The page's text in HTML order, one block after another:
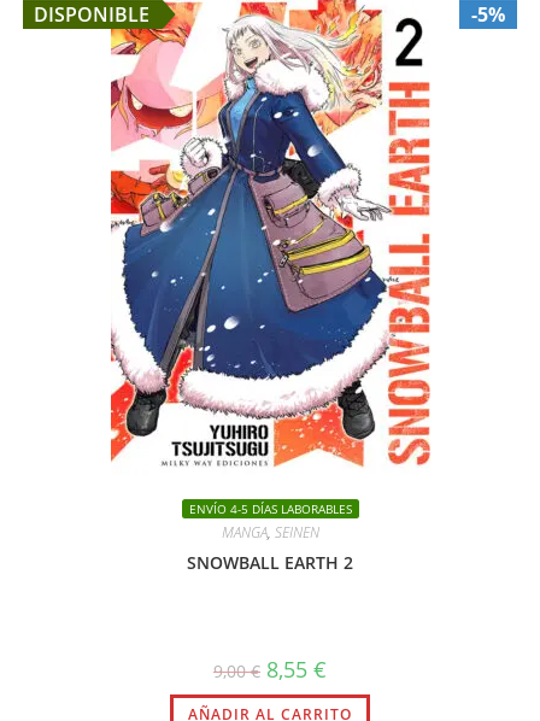
DISPONIBLE -5%
ENVÍO 4-5 DÍAS LABORABLES
MANGA, SEINEN
SNOWBALL EARTH 2
9,00€ El
precio
original
era:
8,55 €
actual
es:
AÑADIR AL CARRITO